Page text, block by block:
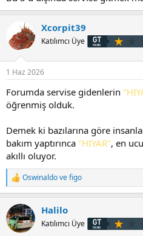
Xcorpit39
Katılımcı Üye
1 Haz 2026
Forumda servise gidenlerin
öğrenmiş olduk.
Demek ki bazılarına göre
bakım yaptırınca "HIYAR", en
akıllı oluyor.
T
e
k
i
l
Oswinaldovefigo
Halilo
Katılımcı Üye